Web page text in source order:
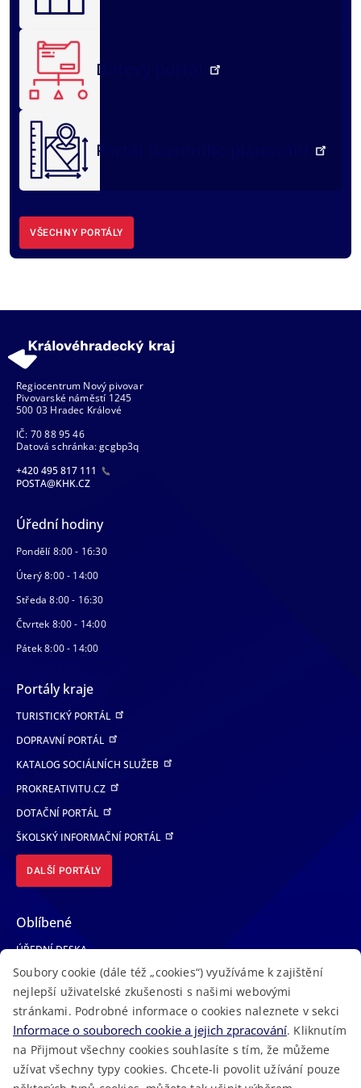
Datový portál
Portál územního plánování
VŠECHNY PORTÁLY
Regiocentrum Nový pivovar
Pivovarské náměstí 1245
500 03 Hradec Králové
IČ: 70 88 95 46
Datová schránka: gcgbp3q
+420 495 817 111
POSTA@KHK.CZ
Úřední hodiny
Pondělí 8:00 - 16:30
Úterý 8:00 - 14:00
Středa 8:00 - 16:30
Čtvrtek 8:00 - 14:00
Pátek 8:00 - 14:00
Portály kraje
TURISTICKÝ PORTÁL
DOPRAVNÍ PORTÁL
KATALOG SOCIÁLNÍCH SLUŽEB
PROKREATIVITU.CZ
DOTAČNÍ PORTÁL
ŠKOLSKÝ INFORMAČNÍ PORTÁL
DALŠÍ PORTÁLY
Oblíbené
ÚŘEDNÍ DESKA
TELEFONNÍ SEZNAM
LÉKAŘSKÁ POHOTOVOST
VOLNÁ MÍSTA
AKTUALITY
Soubory cookie (dále též „cookies“) využíváme k zajištění
nejlepší uživatelské zkušenosti s našimi webovými
stránkami. Podrobné informace o cookies naleznete v sekci
Informace o souborech cookie a jejich zpracování. Kliknutím
na Přijmout všechny cookies souhlasíte s tím, že můžeme
užívat všechny typy cookies. Chcete-li povolit užívání pouze